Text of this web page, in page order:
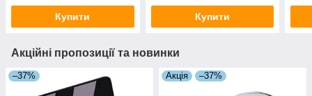
Купити Купити
Акційні пропозиції та новинки
–37% Акція –37%